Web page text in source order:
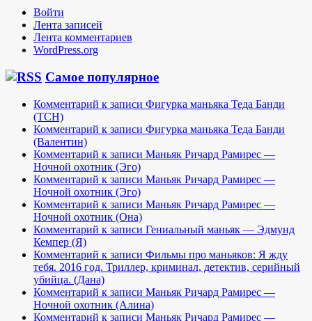
Войти
Лента записей
Лента комментариев
WordPress.org
Самое популярное
Комментарий к записи Фигурка маньяка Теда Банди
(TCH)
Комментарий к записи Фигурка маньяка Теда Банди
(Валентин)
Комментарий к записи Маньяк Ричард Рамирес —
Ночной охотник (Эго)
Комментарий к записи Маньяк Ричард Рамирес —
Ночной охотник (Эго)
Комментарий к записи Маньяк Ричард Рамирес —
Ночной охотник (Она)
Комментарий к записи Гениальный маньяк — Эдмунд
Кемпер (Я)
Комментарий к записи Фильмы про маньяков: Я жду
тебя. 2016 год. Триллер, криминал, детектив, серийный
убийца. (Дана)
Комментарий к записи Маньяк Ричард Рамирес —
Ночной охотник (Алина)
Комментарий к записи Маньяк Ричард Рамирес —